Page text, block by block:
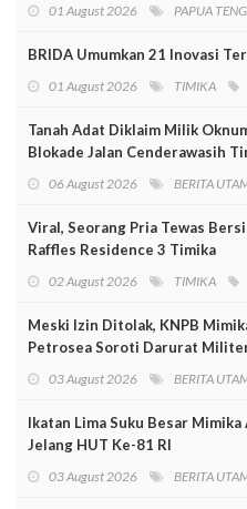
01 August 2026 PAPUA
BRIDA Umumkan 21 Inovasi
01 August 2026 TIMIKA
Tanah Adat Diklaim Milik
Blokade Jalan Cenderawasih
06 August 2026 BERITA
Viral, Seorang Pria Tewas
Raffles Residence 3 Timika
02 August 2026 TIMIKA
Meski Izin Ditolak, KNPB
Petrosea Soroti Darurat
03 August 2026 BERITA
Ikatan Lima Suku Besar
Jelang HUT Ke-81 RI
03 August 2026 BERITA